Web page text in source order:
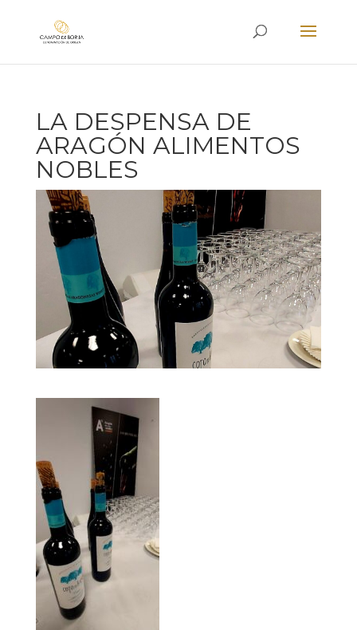
LA DESPENSA DE
ARAGÓN ALIMENTOS
NOBLES